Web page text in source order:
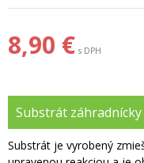
8,90 € s DPH
Substrát záhradnícky
Substrát je vyrobený